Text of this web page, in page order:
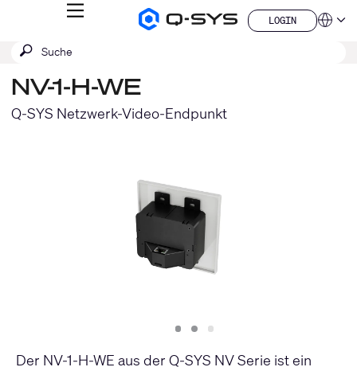
Q-
Homepage
MENÜ
LOGIN
LOGIN
QSYS.com (English)
Deutsch
Español
Français
Suche
SUCHE
NV-1-H-WE
Q-SYS Netzwerk-Video-Endpunkt
Slide
1 Slide
2 Slide
3
Der NV-1-H-WE aus der Q-SYS NV Serie ist ein